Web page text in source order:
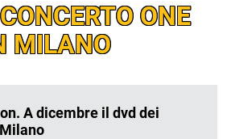
ONE
MILANO
A dicembre il dvd dei